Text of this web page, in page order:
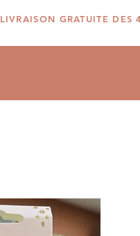
LIVRAISON GRATUITE